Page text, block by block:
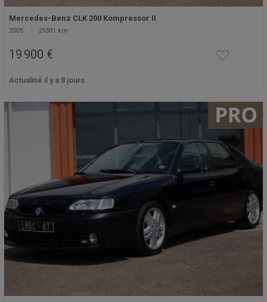
Mercedes-Benz CLK 200 Kompressor II
2005 29381 km
19 900 €
Actualisé il y a 8 jours